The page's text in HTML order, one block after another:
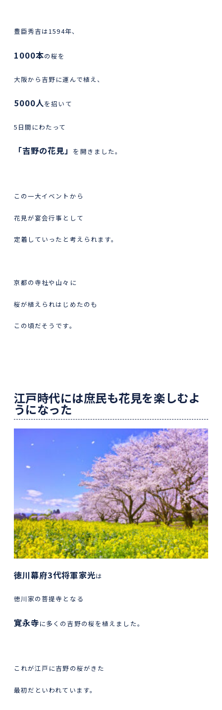
豊臣秀吉は1594年、
1000本の桜を
大阪から吉野に運んで植え、
5000人を招いて
5日間にわたって
「吉野の花見」 を開きました。
この一大イベントから
花見が宴会行事として
定着していったと考えられます。
京都の寺社や山々に
桜が植えられはじめたのも
この頃だそうです。
江戸時代には庶民も花見を楽しむよ
うになった
徳川幕府3代将軍家光は
徳川家の菩提寺となる
寛永寺に多くの吉野の桜を植えました。
これが江戸に吉野の桜がきた
最初だといわれています。